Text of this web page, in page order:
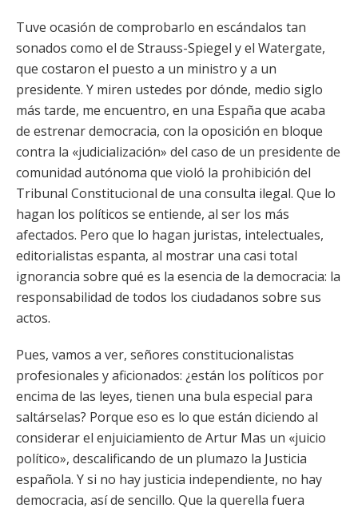
Tuve ocasión de comprobarlo en escándalos tan
sonados como el de Strauss-Spiegel y el Watergate,
que costaron el puesto a un ministro y a un
presidente. Y miren ustedes por dónde, medio siglo
más tarde, me encuentro, en una España que acaba
de estrenar democracia, con la oposición en bloque
contra la «judicialización» del caso de un presidente de
comunidad autónoma que violó la prohibición del
Tribunal Constitucional de una consulta ilegal. Que lo
hagan los políticos se entiende, al ser los más
afectados. Pero que lo hagan juristas, intelectuales,
editorialistas espanta, al mostrar una casi total
ignorancia sobre qué es la esencia de la democracia: la
responsabilidad de todos los ciudadanos sobre sus
actos.
Pues, vamos a ver, señores constitucionalistas
profesionales y aficionados: ¿están los políticos por
encima de las leyes, tienen una bula especial para
saltárselas? Porque eso es lo que están diciendo al
considerar el enjuiciamiento de Artur Mas un «juicio
político», descalificando de un plumazo la Justicia
española. Y si no hay justicia independiente, no hay
democracia, así de sencillo. Que la querella fuera